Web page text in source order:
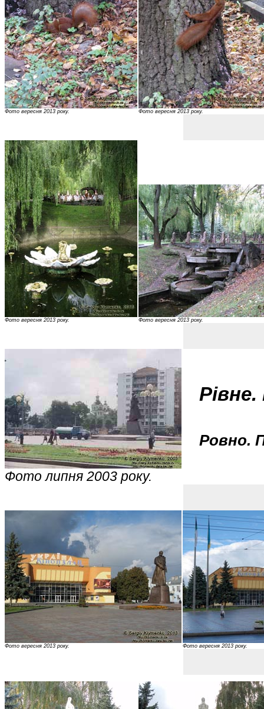
Фото вересня 2013 року. Фото вересня 2013 року.
Фото вересня 2013 року. Фото вересня 2013 року.
Фото липня 2003 року.
Ровно.
Фото вересня 2013 року. Фото вересня 2013 року.